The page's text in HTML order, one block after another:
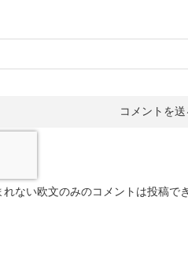
ない欧文のみのコメントは投稿で